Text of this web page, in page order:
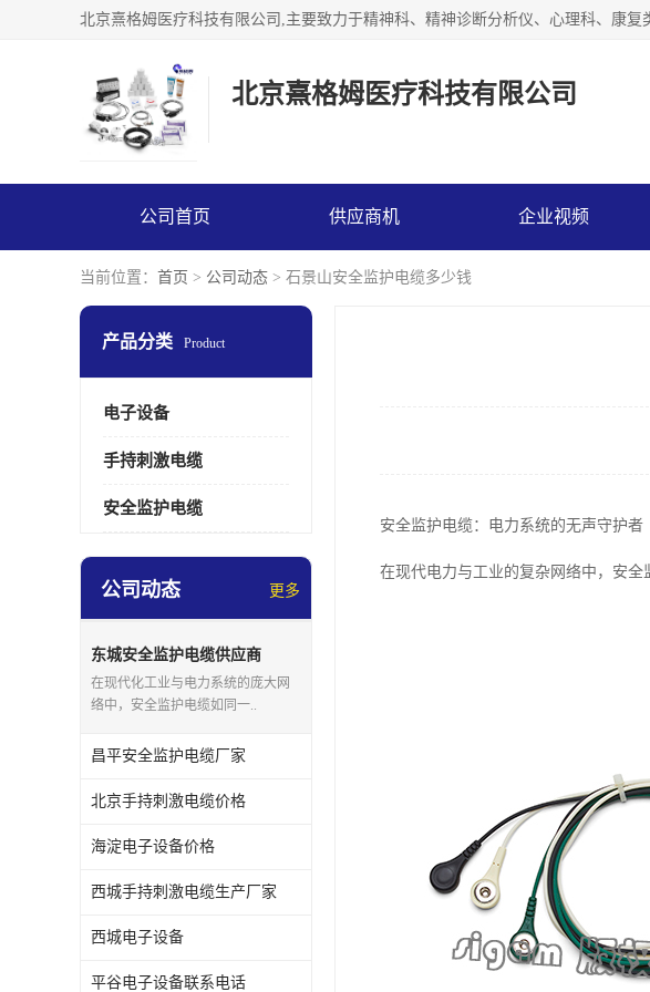
北京熹格姆医疗科技有限公司
公司首页 供应商机 企业视频
当前位置： 首页 > 公司动态 > 石景山安全监护电缆多少钱
产品分类 Product
电子设备
手持刺激电缆
安全监护电缆
公司动态 更多
东城安全监护电缆供应商
在现代化工业与电力系统的庞大网
络中，安全监护电缆如同一..
昌平安全监护电缆厂家
北京手持刺激电缆价格
海淀电子设备价格
西城手持刺激电缆生产厂家
西城电子设备
平谷电子设备联系电话
安全监护电缆：电力系统的无声守护者
在现代电力与工业的复杂网络中，安